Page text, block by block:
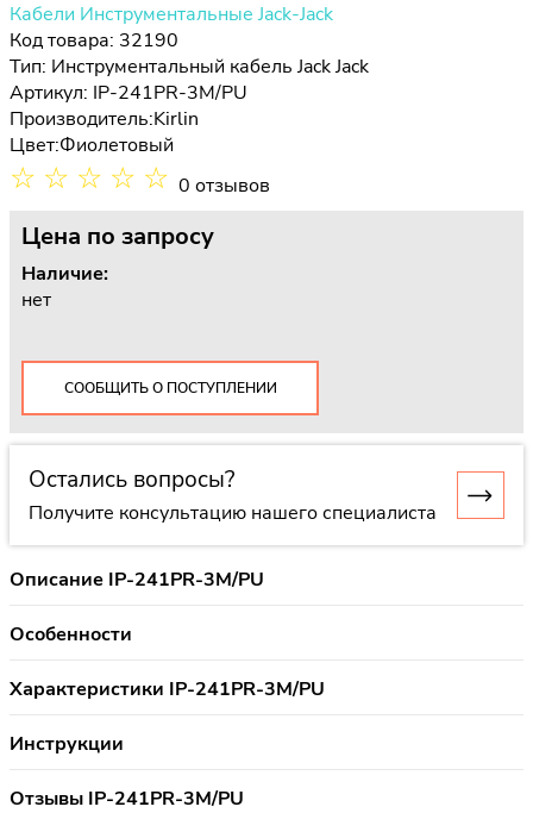
Кабели Инструментальные Jack-Jack
Код товара: 32190
Тип: Инструментальный кабель Jack Jack
Артикул: IP-241PR-3M/PU
Производитель:Kirlin
Цвет:Фиолетовый
☆ ☆ ☆ ☆ ☆ 0 отзывов
Цена по запросу
Наличие:
нет
СООБЩИТЬ О ПОСТУПЛЕНИИ
Остались вопросы?
Получите консультацию нашего специалиста
Описание IP-241PR-3M/PU
Особенности
Характеристики IP-241PR-3M/PU
Инструкции
Отзывы IP-241PR-3M/PU